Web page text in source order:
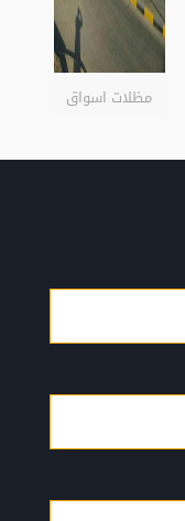
مظلات اسواق